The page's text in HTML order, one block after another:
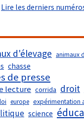
Lire les derniers
d'élevage animaux
chasse
de presse
lecture corrida droit
europe expérimentation
science